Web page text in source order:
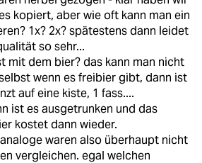
kopiert, aber wie oft kann man ein
1x? 2x? spätestens dann leidet
so sehr...
mit dem bier? das kann man nicht
wenn es freibier gibt, dann ist
auf eine kiste, 1 fass....
ist es ausgetrunken und das
kostet dann wieder.
waren also überhaupt nicht
vergleichen. egal welchen